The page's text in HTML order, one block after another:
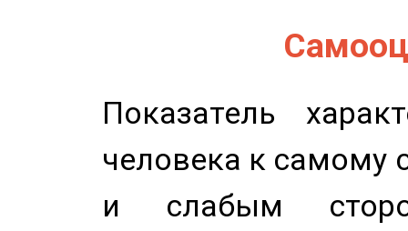
Показатель
человека к самому
и слабым